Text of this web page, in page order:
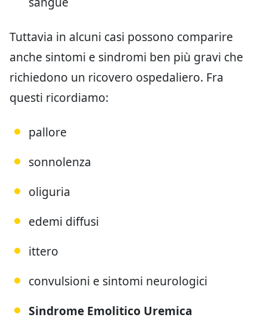
Tuttavia in alcuni casi possono comparire
anche sintomi e sindromi ben più gravi che
richiedono un ricovero ospedaliero. Fra
questi ricordiamo:
pallore
sonnolenza
oliguria
edemi diffusi
ittero
convulsioni e sintomi neurologici
Sindrome Emolitico Uremica